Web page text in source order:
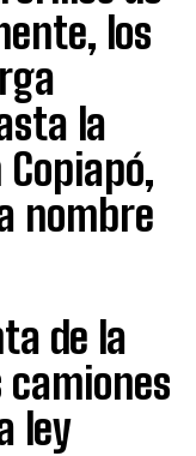
los
la
nombre
de la
ley